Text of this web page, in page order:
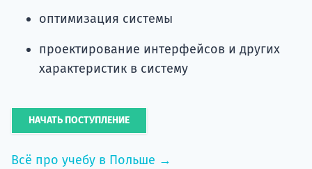
оптимизация системы
проектирование интерфейсов и других
характеристик в систему
НАЧАТЬ ПОСТУПЛЕНИЕ
Всё про учебу в Польше →